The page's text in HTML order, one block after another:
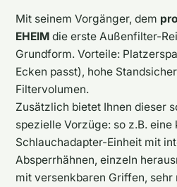
Mit seinem Vorgänger, dem
EHEIM die erste Außenfilter-
Grundform. Vorteile:
Ecken passt), hohe
Filtervolumen.
Zusätzlich bietet Ihnen dieser
spezielle Vorzüge: so z.B. eine
Schlauchadapter-Einheit mit
Absperrhähnen, einzeln
mit versenkbaren Griffen, sehr